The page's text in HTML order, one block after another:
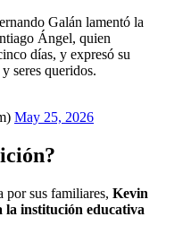
Galán lamentó la
Ángel, quien
días, y expresó su
seres queridos.
May 25, 2026
por sus familiares, Kevin
la institución educativa